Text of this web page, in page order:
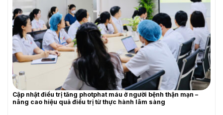
YÊU CẦU BÁO GIÁ
Cập nhật điều trị tăng photphat máu ở người bệnh thận mạn –
nâng cao hiệu quả điều trị từ thực hành lâm sàng